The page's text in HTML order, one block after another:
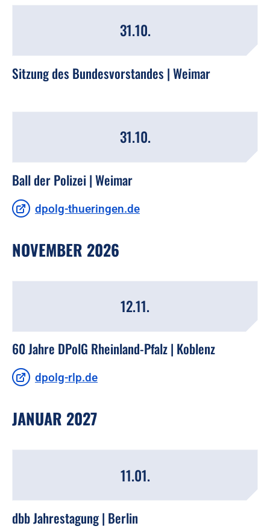
31.10.
Sitzung des Bundesvorstandes | Weimar
31.10.
Ball der Polizei | Weimar
dpolg-thueringen.de
NOVEMBER 2026
12.11.
60 Jahre DPolG Rheinland-Pfalz | Koblenz
dpolg-rlp.de
JANUAR 2027
11.01.
dbb Jahrestagung | Berlin